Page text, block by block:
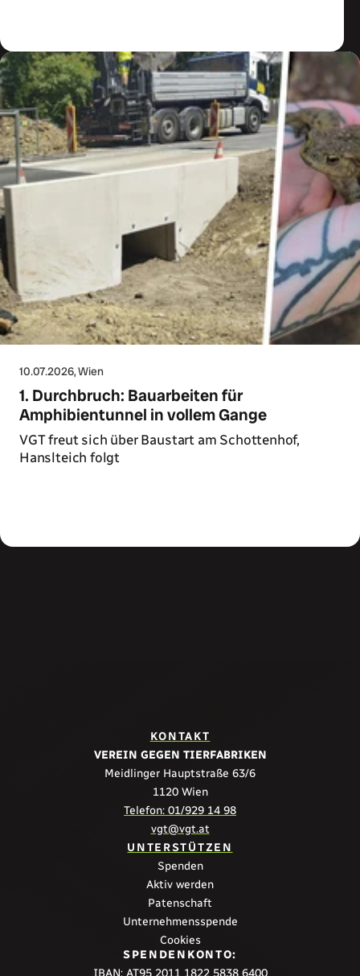
10.07.2026, Wien
1. Durchbruch: Bauarbeiten für
Amphibientunnel in vollem Gange
VGT freut sich über Baustart am Schottenhof,
Hanslteich folgt
KONTAKT
VEREIN GEGEN TIERFABRIKEN
Meidlinger Hauptstraße 63/6
1120 Wien
Telefon: 01/929 14 98
vgt@vgt.at
UNTERSTÜTZEN
Spenden
Aktiv werden
Patenschaft
Unternehmensspende
Cookies
SPENDENKONTO:
IBAN: AT95 2011 1822 5838 6400